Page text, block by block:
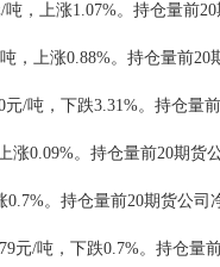
/吨，上涨1.07%。持仓量前20
吨，上涨0.88%。持仓量前20
元/吨，下跌3.31%。持仓量前
涨0.09%。持仓量前20期货
0.7%。持仓量前20期货公司
元/吨，下跌0.7%。持仓量